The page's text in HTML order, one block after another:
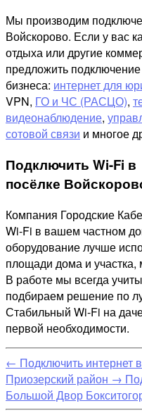
Мы производим
Войскорово. Если у вас
отдыха или другие
предложить
бизнеса: интернет для
VPN, ГО и ЧС (РАСЦО),
видеонаблюдение,
сотовой связи и многое
Подключить Wi-Fi в
посёлке
Компания Городские
Wi-Fi в вашем частном
оборудование лучше
площади дома и участка,
В работе мы всегда
подбираем решение по
Стабильный Wi-Fi на
первой необходимости.
← Подключить интернет
Приозерский район →
Большой Двор